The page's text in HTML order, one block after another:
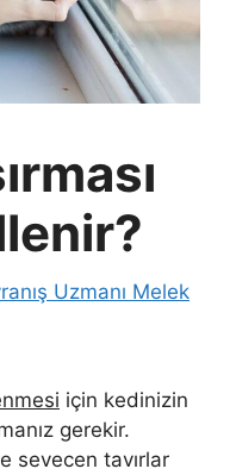
Uzmanı Melek
için kedinizin
gerekir.
sevecen tavırlar